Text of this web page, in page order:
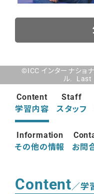
©ICC インターナショナ
ル. Last
Content
学習内容
Staff
スタッフ
Information
その他の情報
お問
Content／学